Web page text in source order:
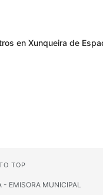
en Xunqueira de
TOP
- EMISORA MUNICIPAL